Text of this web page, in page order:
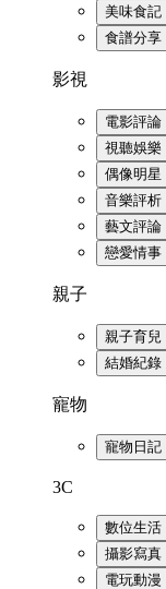
美味食記
食譜分享
影視
電影評論
視聽娛樂
偶像明星
音樂評析
藝文評論
戀愛情事
親子
親子育兒
結婚紀錄
寵物
寵物日記
3C
數位生活
攝影寫真
電玩動漫